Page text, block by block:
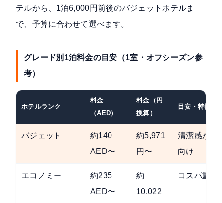
テルから、1泊6,000円前後のバジェットホテルま
で、予算に合わせて選べます。
グレード別1泊料金の目安（1室・オフシーズン参
考）
ホテルランク
料金
（AED）
料金（円
換算）
目安・特徴
バジェット
約140
AED〜
約5,971
円〜
清潔感があ
向け
エコノミー
約235
AED〜
約
10,022
コスパ重視